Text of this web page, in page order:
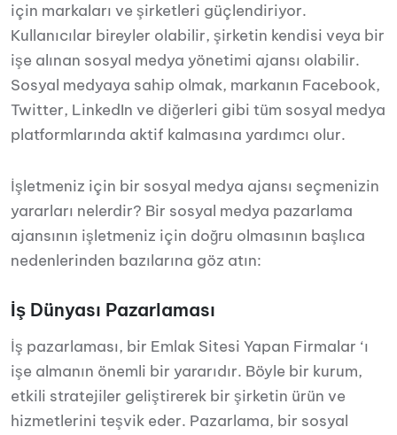
için markaları ve şirketleri güçlendiriyor.
Kullanıcılar bireyler olabilir, şirketin kendisi veya bir
işe alınan sosyal medya yönetimi ajansı olabilir.
Sosyal medyaya sahip olmak, markanın Facebook,
Twitter, LinkedIn ve diğerleri gibi tüm sosyal medya
platformlarında aktif kalmasına yardımcı olur.
İşletmeniz için bir sosyal medya ajansı seçmenizin
yararları nelerdir? Bir sosyal medya pazarlama
ajansının işletmeniz için doğru olmasının başlıca
nedenlerinden bazılarına göz atın:
İş Dünyası Pazarlaması
İş pazarlaması, bir Emlak Sitesi Yapan Firmalar ‘ı
işe almanın önemli bir yararıdır. Böyle bir kurum,
etkili stratejiler geliştirerek bir şirketin ürün ve
hizmetlerini teşvik eder. Pazarlama, bir sosyal